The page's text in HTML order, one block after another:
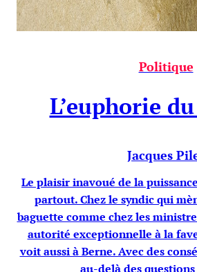
Politique
L’euphorie
Jacques
Le plaisir inavoué de la
partout. Chez le syndic qui
baguette comme chez les
autorité exceptionnelle à la
voit aussi à Berne. Avec des
au-delà des